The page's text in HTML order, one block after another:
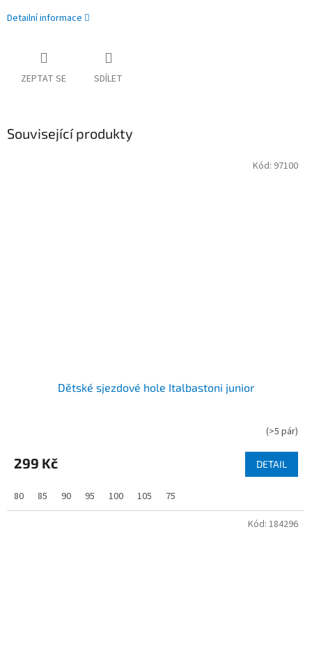
Detailní informace
ZEPTAT SE SDÍLET
Související produkty
Dětské sjezdové hole Italbastoni junior
(>5 pár)
299 Kč DETAIL
80 85 90 95 100 105 75
Kód: 97100
Kód: 184296